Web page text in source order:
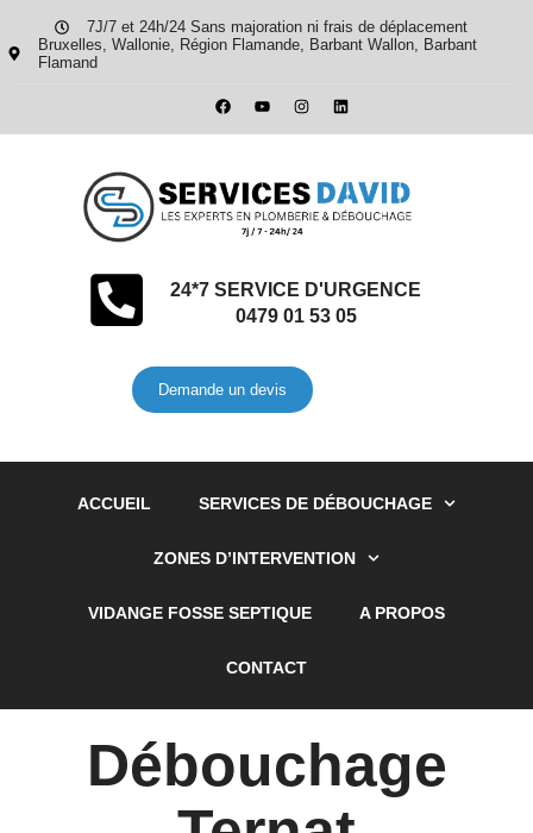
7J/7 et 24h/24 Sans majoration ni frais de déplacement
Bruxelles, Wallonie, Région Flamande, Barbant Wallon, Barbant
Flamand
24*7 SERVICE D'URGENCE
0479 01 53 05
Demande un devis
ACCUEIL SERVICES DE DÉBOUCHAGE
ZONES D’INTERVENTION
VIDANGE FOSSE SEPTIQUE A PROPOS
CONTACT
Débouchage